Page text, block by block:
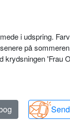
i udspring.
på
'Frau